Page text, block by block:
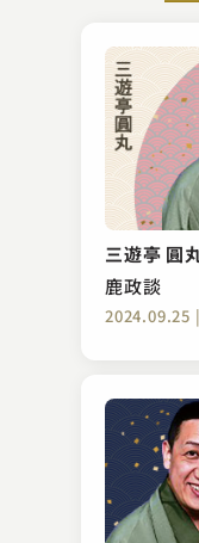
三遊亭 圓
鹿政談
2024.09.25
昔昔亭 桃之
親子酒
2023.11.04 |